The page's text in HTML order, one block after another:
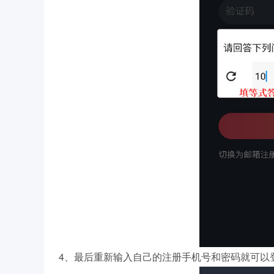
4、最后重新输入自己的注册手机号和密码就可以